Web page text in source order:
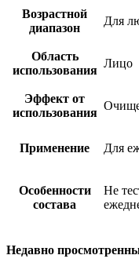
Возрастной
диапазон
Для
Область
использования
Лицо
Эффект от
использования
Применение Для
Особенности
состава
Не
Недавно